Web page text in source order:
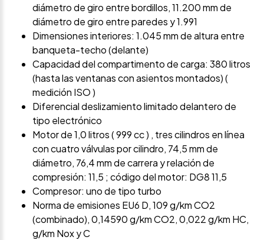
diámetro de giro entre bordillos, 11.200 mm de
diámetro de giro entre paredes y 1.991
Dimensiones interiores: 1.045 mm de altura entre
banqueta-techo (delante)
Capacidad del compartimento de carga: 380 litros
(hasta las ventanas con asientos montados) (
medición ISO )
Diferencial deslizamiento limitado delantero de
tipo electrónico
Motor de 1,0 litros ( 999 cc ) , tres cilindros en línea
con cuatro válvulas por cilindro, 74,5 mm de
diámetro, 76,4 mm de carrera y relación de
compresión: 11,5 ; código del motor: DG8 11,5
Compresor: uno de tipo turbo
Norma de emisiones EU6 D, 109 g/km CO2
(combinado), 0,14590 g/km CO2, 0,022 g/km HC,
g/km Nox y C